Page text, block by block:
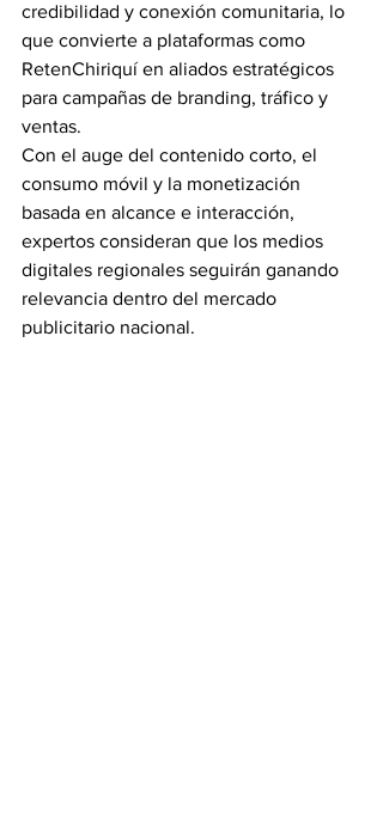
credibilidad y conexión comunitaria, lo
que convierte a plataformas como
RetenChiriquí en aliados estratégicos
para campañas de branding, tráfico y
ventas.
Con el auge del contenido corto, el
consumo móvil y la monetización
basada en alcance e interacción,
expertos consideran que los medios
digitales regionales seguirán ganando
relevancia dentro del mercado
publicitario nacional.